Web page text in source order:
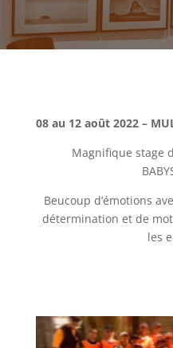
08 au 12 août 2022 –
Magnifique stage
Beucoup d’émotions
détermination et de
les